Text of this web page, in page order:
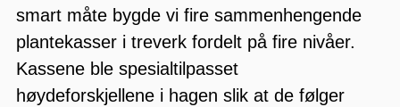
smart måte bygde vi fire sammenhengende
plantekasser i treverk fordelt på fire nivåer.
Kassene ble spesialtilpasset
høydeforskjellene i hagen slik at de følger